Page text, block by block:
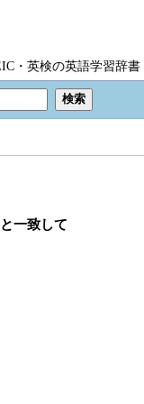
・英検の英語学習辞書
一致して